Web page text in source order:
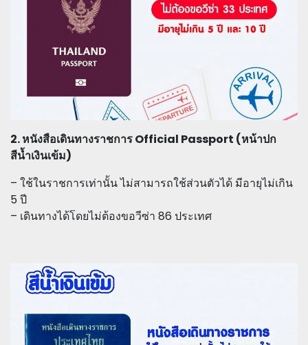
2. หนังสือเดินทางราชการ Official Passport (หน้าปก
สีน้ำเงินเข้ม)
– ใช้ในราชการเท่านั้น ไม่สามารถใช้ส่วนตัวได้ มีอายุไม่เกิน
5 ปี
– เดินทางได้โดยไม่ต้องขอวีซ่า 86 ประเทศ